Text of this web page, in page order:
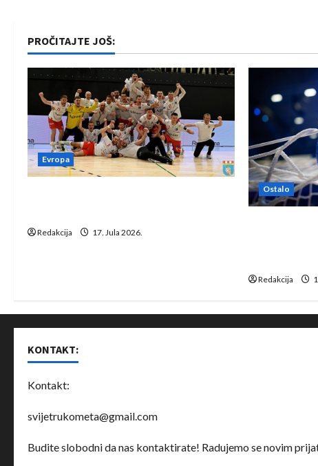
PROČITAJTE JOŠ:
Evropa
Redakcija 17. Jula 2026.
Ostalo
Redakcija
KONTAKT:
Kontakt:
svijetrukometa@gmail.com
Budite slobodni da nas kontaktirate! Radujemo se novim